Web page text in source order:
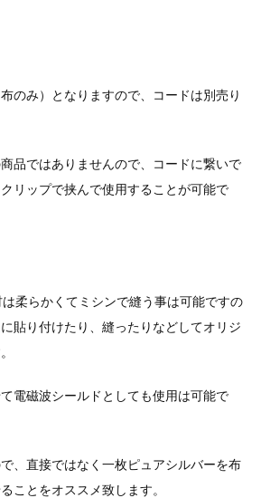
のみ）となりますので、コードは別売り
品ではありませんので、コードに繋いで
リップで挟んで使用することが可能で
柔らかくてミシンで縫う事は可能ですの
貼り付けたり、縫ったりなどしてオリジ
電磁波シールドとしても使用は可能で
、直接ではなく一枚ピュアシルバーを布
ことをオススメ致します。